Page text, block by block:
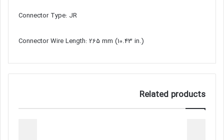
Connector Type: JR
Connector Wire Length: 265 mm (10.43 in.)
Related products